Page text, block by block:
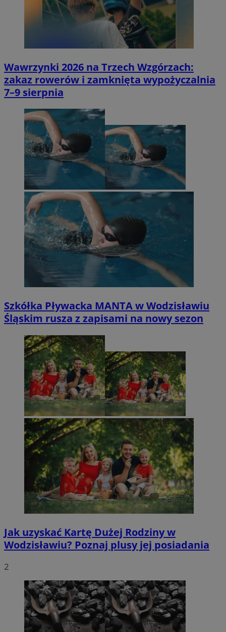
Wawrzynki 2026 na Trzech Wzgórzach:
zakaz rowerów i zamknięta wypożyczalnia
7–9 sierpnia
Szkółka Pływacka MANTA w Wodzisławiu
Śląskim rusza z zapisami na nowy sezon
Jak uzyskać Kartę Dużej Rodziny w
Wodzisławiu? Poznaj plusy jej posiadania
2